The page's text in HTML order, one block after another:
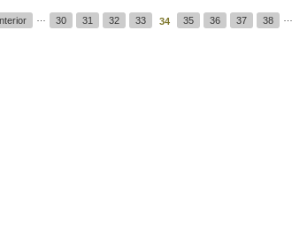
30 31 32 33 34 35 36 37 38